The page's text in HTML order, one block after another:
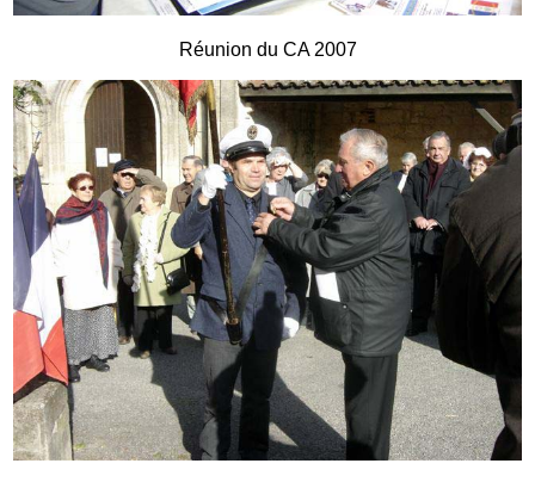
Réunion du CA 2007